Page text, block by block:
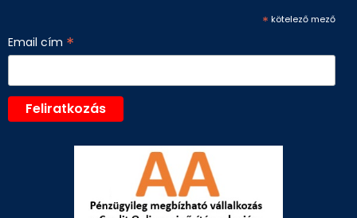
* kötelező mező
Email cím *